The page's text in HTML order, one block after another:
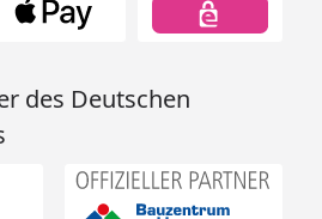
des Deutschen